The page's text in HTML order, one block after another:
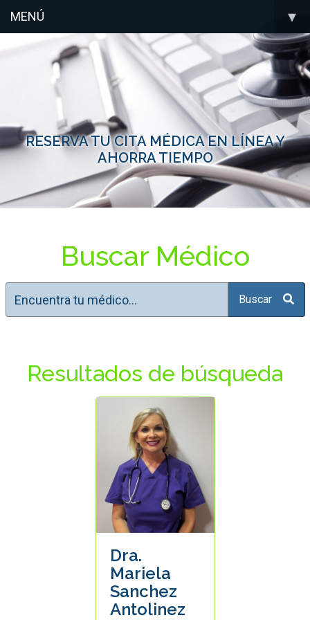
MENÚ ▾
RESERVA TU CITA MÉDICA EN LÍNEA Y
AHORRA TIEMPO
Buscar Médico
Buscar
Resultados de búsqueda
Dra.
Mariela
Sanchez
Antolinez